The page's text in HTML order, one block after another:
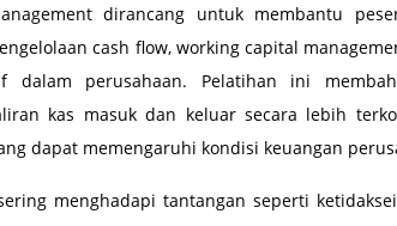
dirancang untuk membantu
cash flow, working capital
dalam perusahaan. Pelatihan ini
kas masuk dan keluar secara lebih
dapat memengaruhi kondisi keuangan
menghadapi tantangan seperti